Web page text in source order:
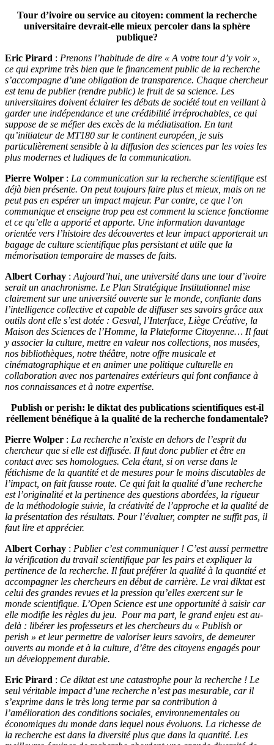
Tour d’ivoire ou service au citoyen: comment la recherche
universitaire devrait-elle mieux percoler dans la sphère
publique?
Eric Pirard : Prenons l’habitude de dire « A votre tour d’y voir »,
ce qui exprime très bien que le financement public de la recherche
s’accompagne d’une obligation de transparence. Chaque chercheur
est tenu de publier (rendre public) le fruit de sa science. Les
universitaires doivent éclairer les débats de société tout en veillant à
garder une indépendance et une crédibilité irréprochables, ce qui
suppose de se méfier des excès de la médiatisation. En tant
qu’initiateur de MT180 sur le continent européen, je suis
particulièrement sensible à la diffusion des sciences par les voies les
plus modernes et ludiques de la communication.
Pierre Wolper : La communication sur la recherche scientifique est
déjà bien présente. On peut toujours faire plus et mieux, mais on ne
peut pas en espérer un impact majeur. Par contre, ce que l’on
communique et enseigne trop peu est comment la science fonctionne
et ce qu’elle a apporté et apporte. Une information davantage
orientée vers l’histoire des découvertes et leur impact apporterait un
bagage de culture scientifique plus persistant et utile que la
mémorisation temporaire de masses de faits.
Albert Corhay : Aujourd’hui, une université dans une tour d’ivoire
serait un anachronisme. Le Plan Stratégique Institutionnel mise
clairement sur une université ouverte sur le monde, confiante dans
l’intelligence collective et capable de diffuser ses savoirs grâce aux
outils dont elle s’est dotée : Gesval, l’Interface, Liège Créative, la
Maison des Sciences de l’Homme, la Plateforme Citoyenne… Il faut
y associer la culture, mettre en valeur nos collections, nos musées,
nos bibliothèques, notre théâtre, notre offre musicale et
cinématographique et en animer une politique culturelle en
collaboration avec nos partenaires extérieurs qui font confiance à
nos connaissances et à notre expertise.
Publish or perish: le diktat des publications scientifiques est-il
réellement bénéfique à la qualité de la recherche fondamentale?
Pierre Wolper : La recherche n’existe en dehors de l’esprit du
chercheur que si elle est diffusée. Il faut donc publier et être en
contact avec ses homologues. Cela étant, si on verse dans le
fétichisme de la quantité et de mesures pour le moins discutables de
l’impact, on fait fausse route. Ce qui fait la qualité d’une recherche
est l’originalité et la pertinence des questions abordées, la rigueur
de la méthodologie suivie, la créativité de l’approche et la qualité de
la présentation des résultats. Pour l’évaluer, compter ne suffit pas, il
faut lire et apprécier.
Albert Corhay : Publier c’est communiquer ! C’est aussi permettre
la vérification du travail scientifique par les pairs et expliquer la
pertinence de la recherche. Il faut préférer la qualité à la quantité et
accompagner les chercheurs en début de carrière. Le vrai diktat est
celui des grandes revues et la pression qu’elles exercent sur le
monde scientifique. L’Open Science est une opportunité à saisir car
elle modifie les règles du jeu. Pour ma part, le grand enjeu est au-
delà : libérer les professeurs et les chercheurs du « Publish or
perish » et leur permettre de valoriser leurs savoirs, de demeurer
ouverts au monde et à la culture, d’être des citoyens engagés pour
un développement durable.
Eric Pirard : Ce diktat est une catastrophe pour la recherche ! Le
seul véritable impact d’une recherche n’est pas mesurable, car il
s’exprime dans le très long terme par sa contribution à
l’amélioration des conditions sociales, environnementales ou
économiques du monde dans lequel nous évoluons. La richesse de
la recherche est dans la diversité plus que dans la quantité. Les